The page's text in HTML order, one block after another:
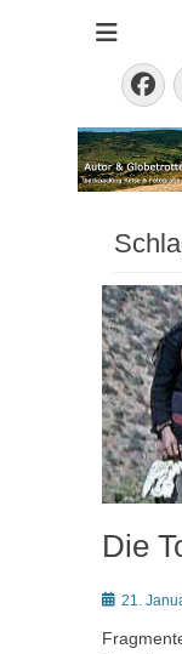
Die
Posted
21.